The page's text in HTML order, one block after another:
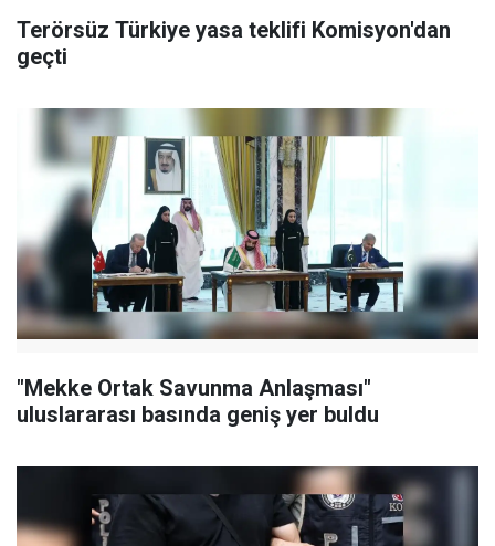
Terörsüz Türkiye yasa teklifi Komisyon'dan
geçti
"Mekke Ortak Savunma Anlaşması"
uluslararası basında geniş yer buldu